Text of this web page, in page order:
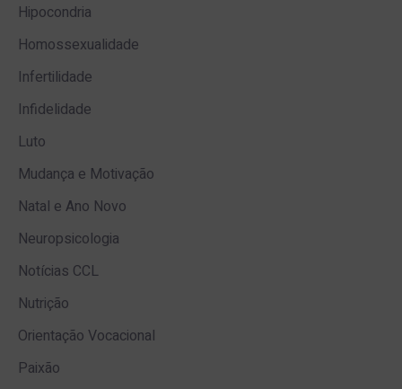
Hipocondria
Homossexualidade
Infertilidade
Infidelidade
Luto
Mudança e Motivação
Natal e Ano Novo
Neuropsicologia
Notícias CCL
Nutrição
Orientação Vocacional
Paixão